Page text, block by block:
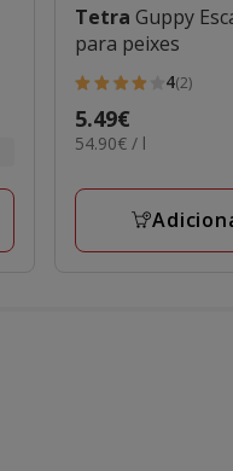
Tetra Guppy
para peixes
4
estrelas
com
2
avaliações
4(2)
Preço
5.49€
5.49€
54.90€
L
54.90€ / l